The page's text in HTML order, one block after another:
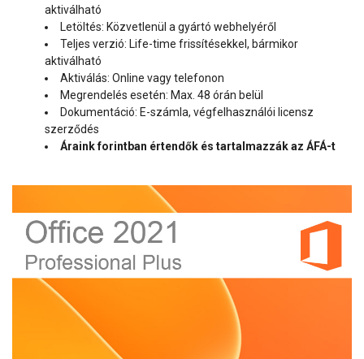
aktiválható
Letöltés: Közvetlenül a gyártó webhelyéről
Teljes verzió: Life-time frissítésekkel, bármikor
aktiválható
Aktiválás: Online vagy telefonon
Megrendelés esetén: Max. 48 órán belül
Dokumentáció: E-számla, végfelhasználói licensz
szerződés
Áraink forintban értendők és tartalmazzák az ÁFÁ-t